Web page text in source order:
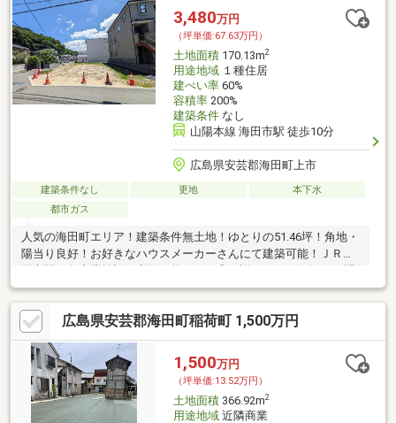
主物件■□■□■□■□■□■□■□■□■□■□■□
3,480万円
（坪単価:67.63万円）
土地面積170.13m2
用途地域１種住居
建ぺい率60%
容積率200%
建築条件なし
山陽本線 海田市駅 徒歩10分
広島県安芸郡海田町上市
建築条件なし 更地
本下水
都市ガス
人気の海田町エリア！建築条件無土地！ゆとりの51.46坪！角地・
陽当り良好！お好きなハウスメーカーさんにて建築可能！ＪＲ海
い合わせください！
広島県安芸郡海田町稲荷町 1,500万円
1,500万円
（坪単価:13.52万円）
土地面積366.92m2
用途地域近隣商業